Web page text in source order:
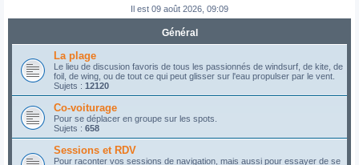
Il est 09 août 2026, 09:09
Général
La plage
Le lieu de discusion favoris de tous les passionnés de windsurf, de kite, de
foil, de wing, ou de tout ce qui peut glisser sur l'eau propulser par le vent.
Sujets : 12120
Co-voiturage
Pour se déplacer en groupe sur les spots.
Sujets : 658
Sessions et RDV
Pour raconter vos sessions de navigation, mais aussi pour essayer de se